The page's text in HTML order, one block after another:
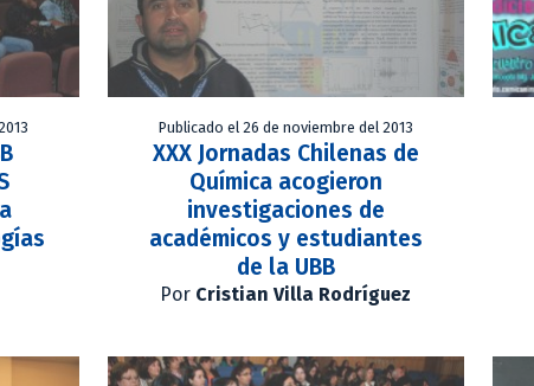
Publicado el 26 de noviembre del 2013
XXX Jornadas Chilenas de
Química acogieron
investigaciones de
académicos y estudiantes
de la UBB
Por Cristian Villa Rodríguez